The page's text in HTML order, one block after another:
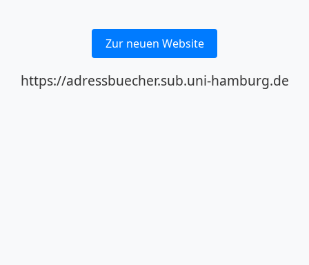
Zur neuen Website
https://adressbuecher.sub.uni-hamburg.de